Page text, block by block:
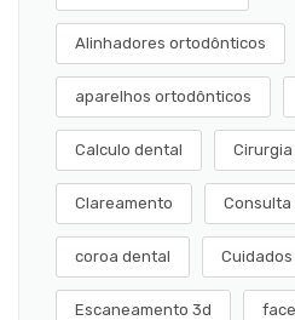
Alinhadores ortodônticos
aparelhos ortodônticos
Calculo dental
Clareamento
coroa dental Cuidados
Escaneamento 3d